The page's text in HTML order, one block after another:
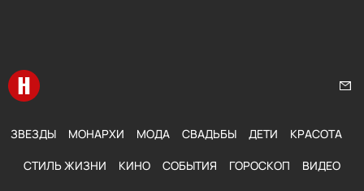
Перейти на главную
ЗВЕЗДЫ МОНАРХИ МОДА СВАДЬБЫ ДЕТИ КРАСОТА
СТИЛЬ ЖИЗНИ КИНО СОБЫТИЯ ГОРОСКОП ВИДЕО